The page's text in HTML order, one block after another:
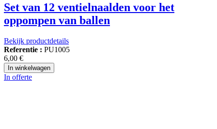
Set van 12 ventielnaalden voor het
oppompen van ballen
Bekijk productdetails
Referentie : PU1005
6,00 €
In winkelwagen
In offerte